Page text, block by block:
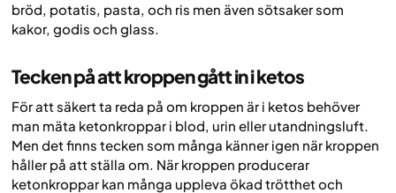
bröd, potatis, pasta, och ris men även sötsaker som
kakor, godis och glass.
Tecken på att kroppen gått in i ketos
För att säkert ta reda på om kroppen är i ketos behöver
man mäta ketonkroppar i blod, urin eller utandningsluft.
Men det finns tecken som många känner igen när kroppen
håller på att ställa om. När kroppen producerar
ketonkroppar kan många uppleva ökad trötthet och